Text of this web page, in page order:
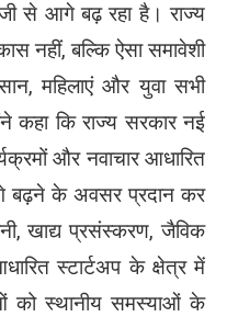
से आगे बढ़ रहा है। राज्य
नहीं, बल्कि ऐसा समावेशी
महिलाएं और युवा सभी
कहा कि राज्य सरकार नई
और नवाचार आधारित
बढ़ने के अवसर प्रदान कर
खाद्य प्रसंस्करण, जैविक
स्टार्टअप के क्षेत्र में
को स्थानीय समस्याओं के